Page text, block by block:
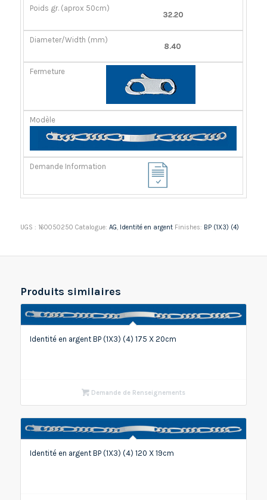
50CM)
32.20
8.40
UGS : 160050250 Catalogue: AG Identité en argent Finishes: BP (1X3) (4)
Produits similaires
Identité en argent BP (1X3) (4) 175 X 20cm
Demande de Renseignements
Identité en argent BP (1X3) (4) 120 X 19cm